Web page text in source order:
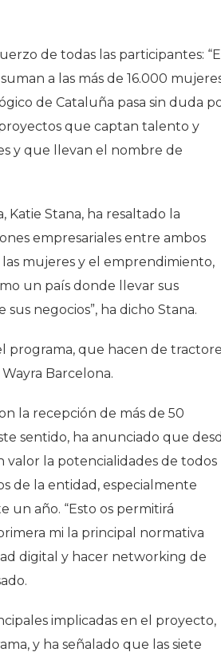
de todas las participantes:
a las más de 16.000
de Cataluña pasa sin duda
que captan talento y
y que llevan el nombre de
Katie Stana, ha resaltado la
empresariales entre ambos
mujeres y el emprendimiento,
un país donde llevar sus
negocios”, ha dicho Stana.
programa, que hacen de
Barcelona.
la recepción de más de 50
sentido, ha anunciado que
valor la potencialidades de todos
de la entidad, especialmente
un año. “Esto os permitirá
mi la principal normativa
digital y hacer networking de
implicadas en el proyecto,
y ha señalado que las siete